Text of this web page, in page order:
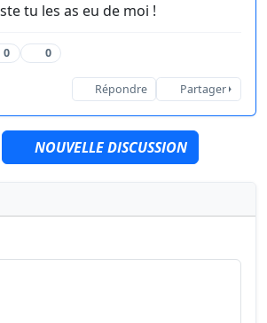
tu les as eu de moi !
0 0
Répondre Partager
NOUVELLE DISCUSSION